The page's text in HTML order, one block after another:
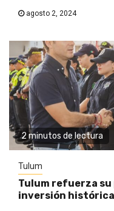
agosto 2, 2024
2 minutos de lectura
Tulum
Tulum refuerza
inversión